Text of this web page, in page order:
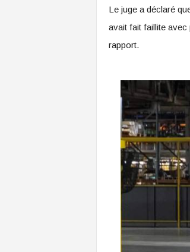
Le juge a déclaré
avait fait faillite avec
rapport.